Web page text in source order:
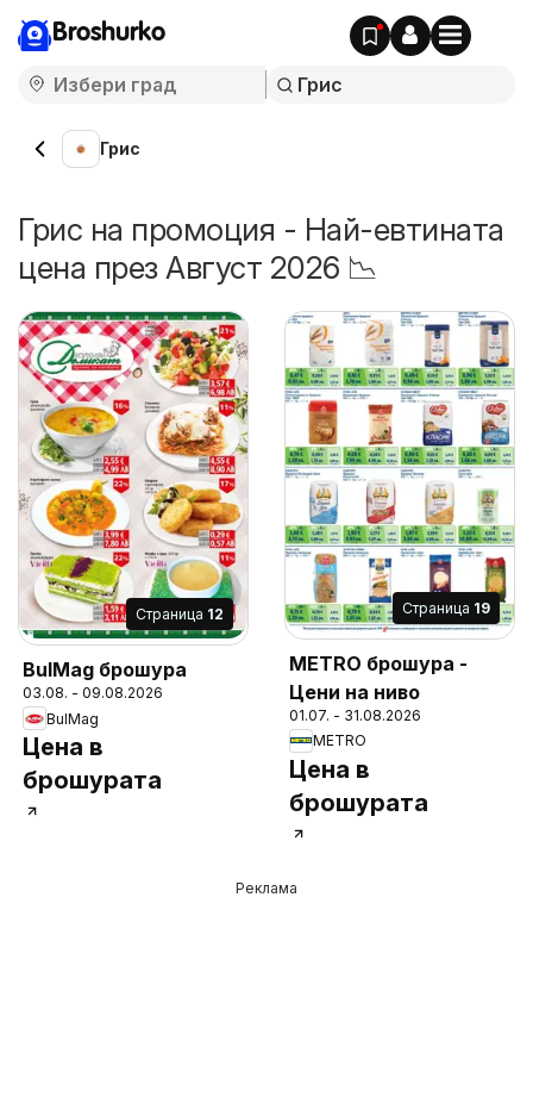
Broshurko
Грис
Грис на промоция - Най-евтината
цена през Август 2026 📉
Cтраница 12
BulMag брошура
03.08. - 09.08.2026
BulMag
Цена в
брошурата
Cтраница 19
METRO брошура -
Цени на ниво
01.07. - 31.08.2026
METRO
Цена в
брошурата
Реклама